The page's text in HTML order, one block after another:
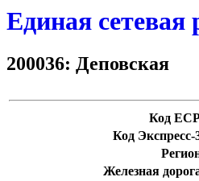
Единая сетевая
200036: Деповская
Код
Код Экспресс-
Железная